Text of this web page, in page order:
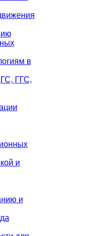
в
ГГС,
и
и